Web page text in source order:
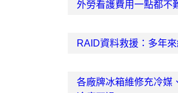
外勞看護費用一點都不
RAID資料救援：多年
各廠牌冰箱維修充冷媒